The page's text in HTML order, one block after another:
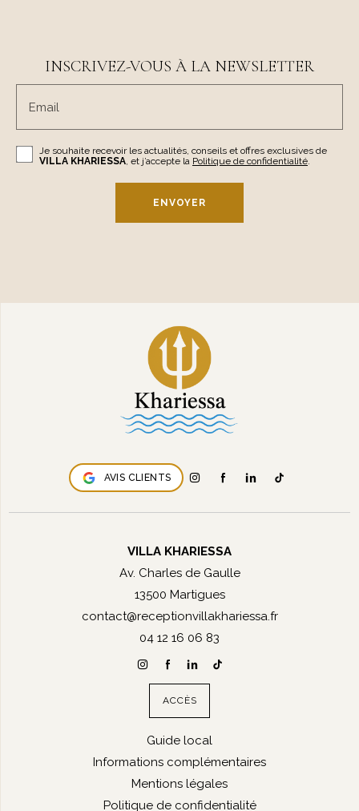
INSCRIVEZ-VOUS À LA NEWSLETTER
Email
Je souhaite recevoir les actualités, conseils et offres exclusives de
VILLA KHARIESSA, et j’accepte la Politique de confidentialité.
AVIS CLIENTS
VILLA KHARIESSA
Av. Charles de Gaulle
13500 Martigues
contact@receptionvillakhariessa.fr
04 12 16 06 83
ACCÈS
Guide local
Informations complémentaires
Mentions légales
Politique de confidentialité